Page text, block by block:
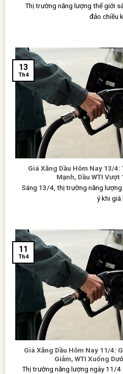
Thị trường năng lượng thế giới
đảo chiều
Giá Xăng Dầu Hôm Nay 13/
Mạnh, Dầu WTI Vượt
Sáng 13/4, thị trường năng lượng
ý khi giá
13
Th4
Giá Xăng Dầu Hôm Nay 11/4:
Giảm, WTI Xuống
Thị trường năng lượng ngày 11/4
11
Th4